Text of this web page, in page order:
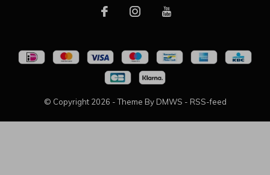
© Copyright 2026 - Theme By DMWS - RSS-feed